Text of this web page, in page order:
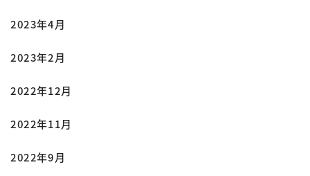
2023年4月
2023年2月
2022年12月
2022年11月
2022年9月